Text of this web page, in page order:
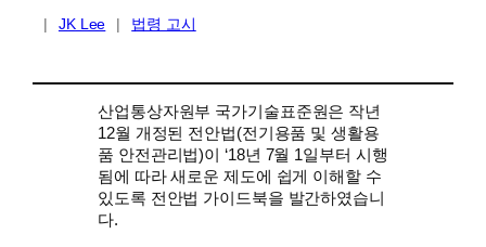
| JK Lee | 법령 고시
산업통상자원부 국가기술표준원은 작년
12월 개정된 전안법(전기용품 및 생활용
품 안전관리법)이 ‘18년 7월 1일부터 시행
됨에 따라 새로운 제도에 쉽게 이해할 수
있도록 전안법 가이드북을 발간하였습니
다.